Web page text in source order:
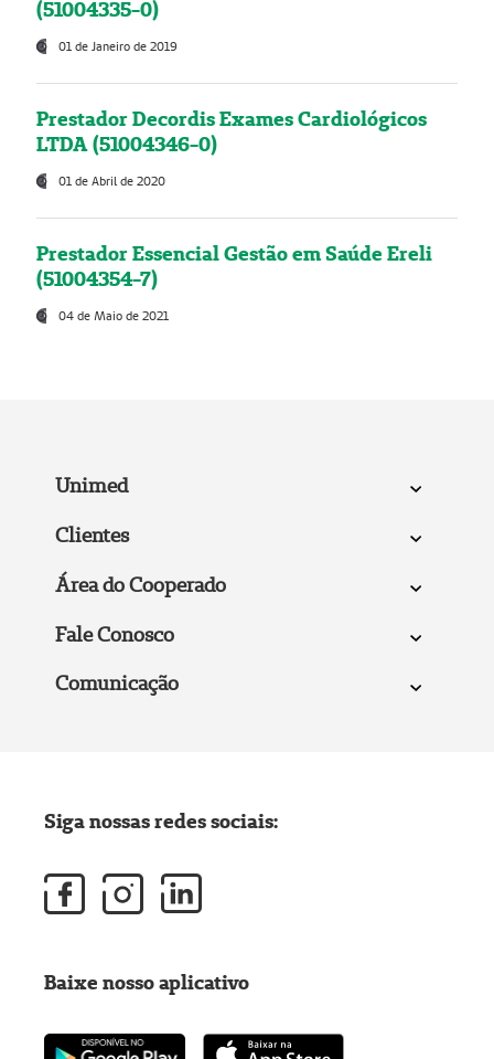
(51004335-0)
01 de Janeiro de 2019
Prestador Decordis Exames Cardiológicos
LTDA (51004346-0)
01 de Abril de 2020
Prestador Essencial Gestão em Saúde Ereli
(51004354-7)
04 de Maio de 2021
Unimed
Clientes
Área do Cooperado
Fale Conosco
Comunicação
Siga nossas redes sociais:
Baixe nosso aplicativo